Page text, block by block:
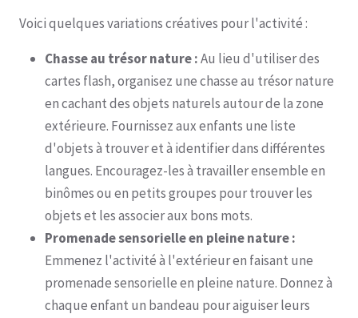
Voici quelques variations créatives pour l'activité :
Chasse au trésor nature :Au lieu d'utiliser des
cartes flash, organisez une chasse au trésor nature
en cachant des objets naturels autour de la zone
extérieure. Fournissez aux enfants une liste
d'objets à trouver et à identifier dans différentes
langues. Encouragez-les à travailler ensemble en
binômes ou en petits groupes pour trouver les
objets et les associer aux bons mots.
Promenade sensorielle en pleine nature :
Emmenez l'activité à l'extérieur en faisant une
promenade sensorielle en pleine nature. Donnez à
chaque enfant un bandeau pour aiguiser leurs